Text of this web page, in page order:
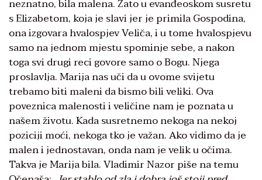
neznatno, bila malena. Zato u evanđeoskom susretu
s Elizabetom, koja je slavi jer je primila Gospodina,
ona izgovara hvalospjev Veliča, i u tome hvalospjevu
samo na jednom mjestu spominje sebe, a nakon
toga svi drugi reci govore samo o Bogu. Njega
proslavlja. Marija nas uči da u ovome svijetu
trebamo biti maleni da bismo bili veliki. Ova
poveznica malenosti i veličine nam je poznata u
našem životu. Kada susretnemo nekoga na nekoj
poziciji moći, nekoga tko je važan. Ako vidimo da je
malen i jednostavan, onda nam je velik u očima.
Takva je Marija bila. Vladimir Nazor piše na temu